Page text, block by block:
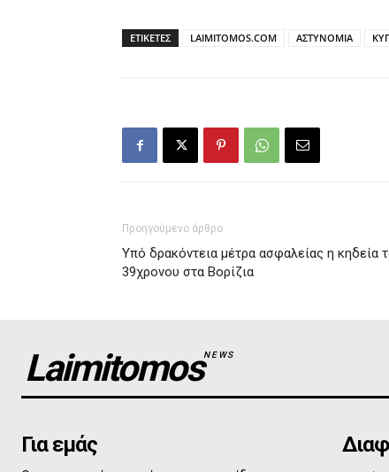
ΕΤΙΚΕΤΕΣ LAIMITOMOS.COM ΑΣΤΥΝΟΜΙΑ
Προηγούμενο άρθρο
Υπό δρακόντεια μέτρα ασφαλείας η κηδεία
39χρονου στα Βορίζια
LaimitomosNEWS
Για εμάς